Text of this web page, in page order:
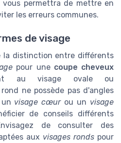
vous permettra de mettre en
les erreurs communes.
de visage
la distinction entre différents
pour une coupe cheveux
au visage ovale ou
ne possède pas d'angles
visage cœurou un visage
de conseils différents
de consulter des
aux visages ronds pour